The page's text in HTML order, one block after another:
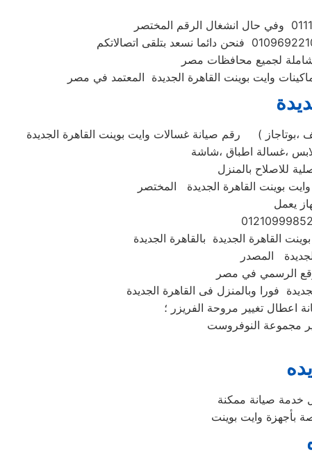
لجميع محافظات مصر
رقم صيانة غسالات وايت بوينت القاهرة الجديدة ( استبدال ومبيعات وصيانه وايت بوينت القاهرة الجديدة جميع الموديلات . غسالة تحميل امامي او تحميل علوي ،ثلاجة ،مكنسة ،تكييف ،بوتاجاز
للاصلاح بالمنزل
يعمل
المصدر
اعطال تغيير مروحة الفريزر ؛
خدمة صيانة ممكنة
بأجهزة وايت بوينت